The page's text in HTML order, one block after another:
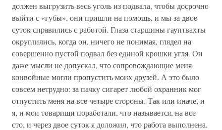
должен выгрузить весь уголь из подвала, чтобы досрочно
выйти с «губы», они пришли на помощь, и мы за двое
суток справились с работой. Глаза старшины гауптвахты
округлились, когда он, ничего не понимая, глядел на
совершенно пустой подвал без единой крошки угля. Он
даже мысли не допускал, что сопровождающие меня
конвойные могли пропустить моих друзей. А это было
совсем нетрудно: за пачку сигарет любой охранник мог
отпустить меня на все четыре стороны. Так или иначе, и
я, и мои товарищи поработали, что называется, на все
сто, и через двое суток я доложил, что работа выполнена.